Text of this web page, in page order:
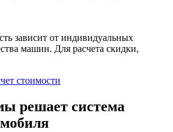
зависит от индивидуальных
машин. Для расчета скидки,
стоимости
решает система